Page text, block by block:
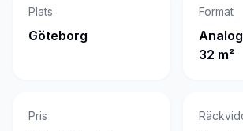
Plats
Göteborg
Format
Analog
32 m²
Pris